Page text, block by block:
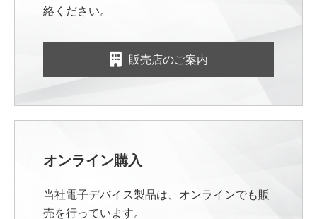
絡ください。
販売店のご案内
オンライン購入
当社電子デバイス製品は、オンラインでも販
売を行っています。